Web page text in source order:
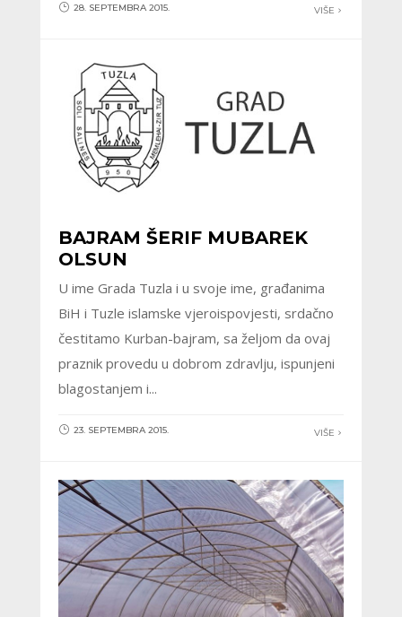
VIŠE
28. SEPTEMBRA 2015.
BAJRAM ŠERIF MUBAREK
OLSUN
U ime Grada Tuzla i u svoje ime, građanima
BiH i Tuzle islamske vjeroispovjesti, srdačno
čestitamo Kurban-bajram, sa željom da ovaj
praznik provedu u dobrom zdravlju, ispunjeni
blagostanjem i...
VIŠE
23. SEPTEMBRA 2015.